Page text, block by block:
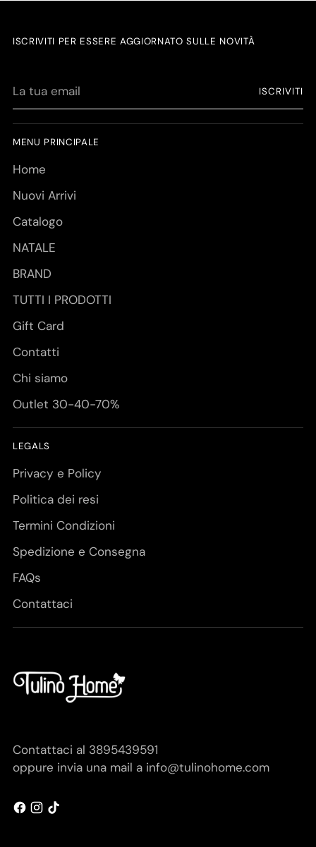
ISCRIVITI PER ESSERE AGGIORNATO SULLE NOVITÀ
tua
ISCRIVITI
MENU PRINCIPALE
Home
Nuovi Arrivi
Catalogo
NATALE
BRAND
TUTTI I PRODOTTI
Gift Card
Contatti
Chi siamo
Outlet 30-40-70%
LEGALS
Privacy e Policy
Politica dei resi
Termini Condizioni
Spedizione e Consegna
FAQs
Contattaci
Contattaci al 3895439591
oppure invia una mail a info@tulinohome.com